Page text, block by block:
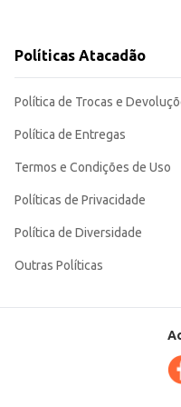
Políticas Atacadão
Política de Trocas e
Política de Entregas
Termos e Condições de Uso
Políticas de Privacidade
Política de Diversidade
Outras Políticas